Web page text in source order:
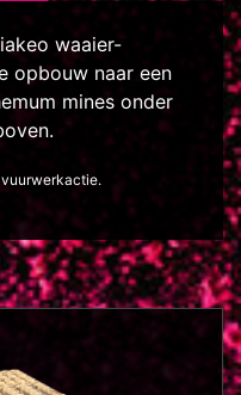
waaier-
opbouw naar een
mines onder